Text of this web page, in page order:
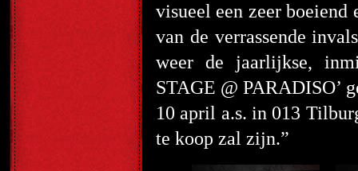
visueel een zeer
van de verrassende
weer de jaarlijkse,
STAGE @ PARADISO’
10 april a.s. in 013
te koop zal zijn.”